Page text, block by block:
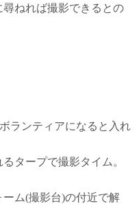
ねれば撮影できるとの
ランティアになると入れ
タープで撮影タイム。
ーム(撮影台)の付近で解